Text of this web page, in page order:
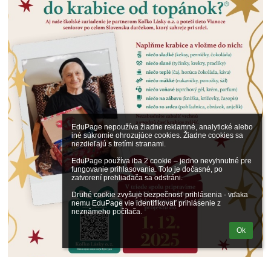
EduPage nepoužíva žiadne reklamné, analytické alebo
iné súkromie ohrozujúce cookies. Žiadne cookies sa
nezdieľajú s tretími stranami.
EduPage používa iba 2 cookie – jedno nevyhnutné pre
fungovanie prihlasovania. Toto je dočasné, po
zatvorení prehliadača sa odstráni.
Druhé cookie zvyšuje bezpečnosť prihlásenia - vďaka
nemu EduPage vie identifikovať prihlásenie z
neznámeho počítača.
Ok